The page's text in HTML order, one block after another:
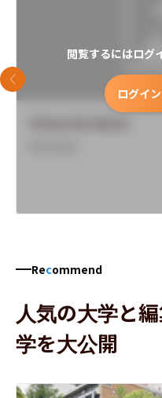
閲覧するにはログ
ログイ
前のスライド
Recommend
人気の大学と
学を大公開